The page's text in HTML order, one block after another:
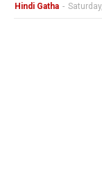
Hindi Gatha -